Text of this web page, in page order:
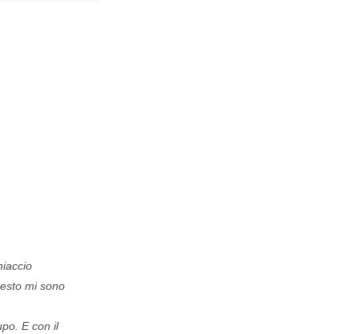
mi sono
E con il